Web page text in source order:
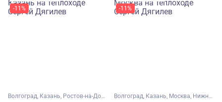
-11%
Волгоград, Казань, Ростов-на-Дону, Самара, Саратов, Ульяновск
-11%
Волгоград, Казань, Москва, Нижний Новгород, Ростов-на-Дону, Самара, Саратов, Ульяновск, Ярославль, Углич, Городец